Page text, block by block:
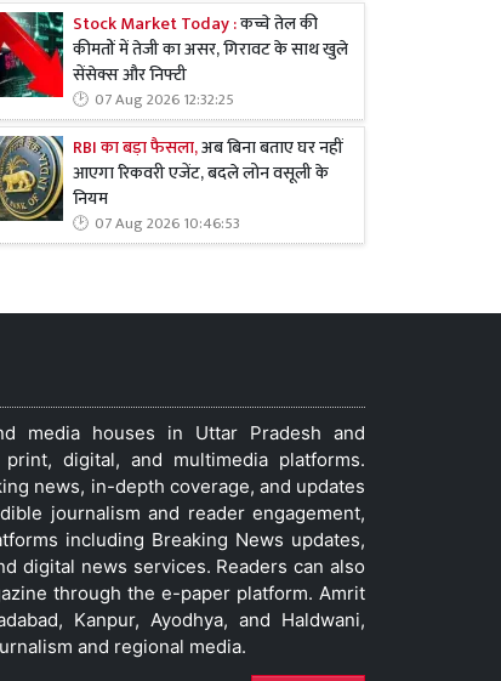
Stock Market Today :कच्चे तेल की
कीमतों में तेजी का असर, गिरावट के साथ खुले
सेंसेक्स और निफ्टी
07 Aug 2026 12:32:25
RBI का बड़ा फैसला,अब बिना बताए घर नहीं
आएगा रिकवरी एजेंट, बदले लोन वसूली के
नियम
07 Aug 2026 10:46:53
media houses in Uttar Pradesh and
digital, and multimedia platforms.
news, in-depth coverage, and updates
journalism and reader engagement,
including Breaking News updates,
digital news services. Readers can also
through the e-paper platform. Amrit
Kanpur, Ayodhya, and Haldwani,
and regional media.